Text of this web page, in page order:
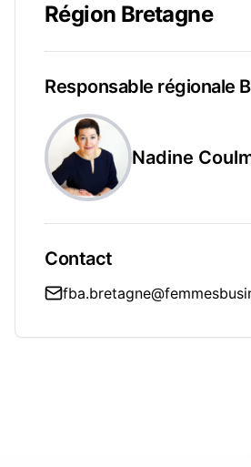
Région Bretagne
Responsable régionale
Nadine
Contact